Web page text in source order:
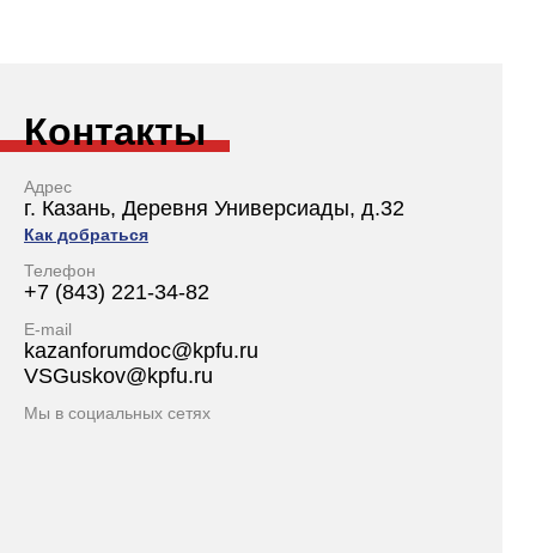
Контакты
Адрес
г. Казань, Деревня Универсиады, д.32
Как добраться
Телефон
+7 (843) 221-34-82
E-mail
kazanforumdoc@kpfu.ru
VSGuskov@kpfu.ru
Мы в социальных сетях